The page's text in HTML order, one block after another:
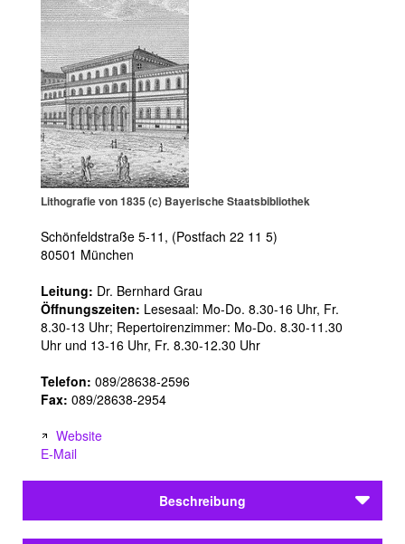
Lithografie von 1835 (c) Bayerische Staatsbibliothek
Schönfeldstraße 5-11, (Postfach 22 11 5)
80501 München
Leitung: Dr. Bernhard Grau
Öffnungszeiten: Lesesaal: Mo-Do. 8.30-16 Uhr, Fr.
8.30-13 Uhr; Repertoirenzimmer: Mo-Do. 8.30-11.30
Uhr und 13-16 Uhr, Fr. 8.30-12.30 Uhr
Telefon: 089/28638-2596
Fax: 089/28638-2954
Website
E-Mail
Beschreibung